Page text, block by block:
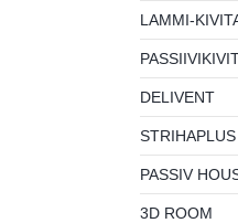
LAMMI-
DELIVENT
STRIHAPLUS
PASSIV
3D ROOM